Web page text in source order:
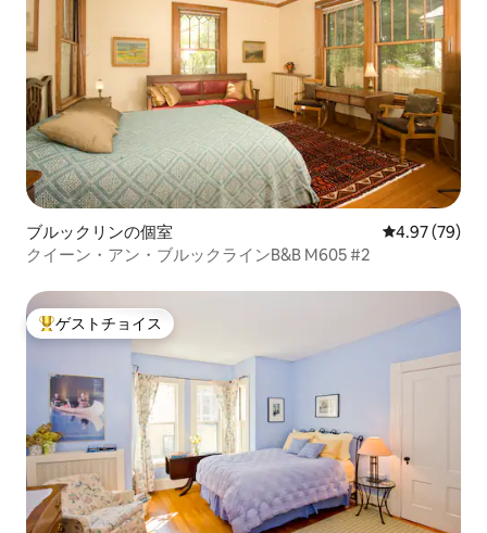
ブルックリンの個室 レビュー79
4.97 (79)
クイーン・アン・ブルックラインB&B M605 #2
大好評のゲストチョイスです。
ゲストチョイス